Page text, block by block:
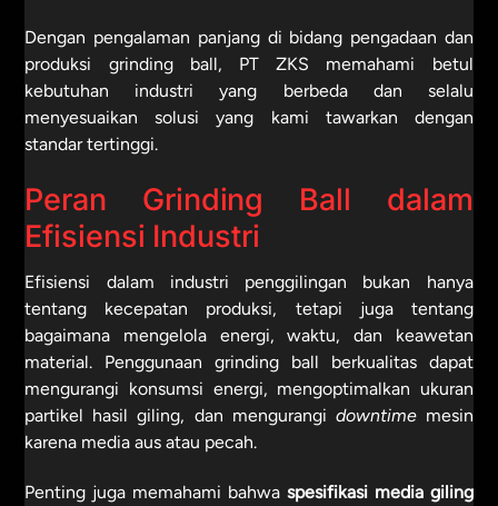
Dengan pengalaman panjang di bidang pengadaan dan
produksi grinding ball, PT ZKS memahami betul
kebutuhan industri yang berbeda dan selalu
menyesuaikan solusi yang kami tawarkan dengan
standar tertinggi.
Peran Grinding Ball dalam
Efisiensi Industri
Efisiensi dalam industri penggilingan bukan hanya
tentang kecepatan produksi, tetapi juga tentang
bagaimana mengelola energi, waktu, dan keawetan
material. Penggunaan grinding ball berkualitas dapat
mengurangi konsumsi energi, mengoptimalkan ukuran
partikel hasil giling, dan mengurangi downtimemesin
karena media aus atau pecah.
Penting juga memahami bahwa spesifikasi media giling